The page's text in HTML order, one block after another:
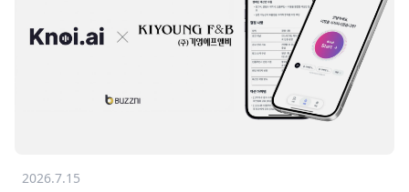
2026.7.15